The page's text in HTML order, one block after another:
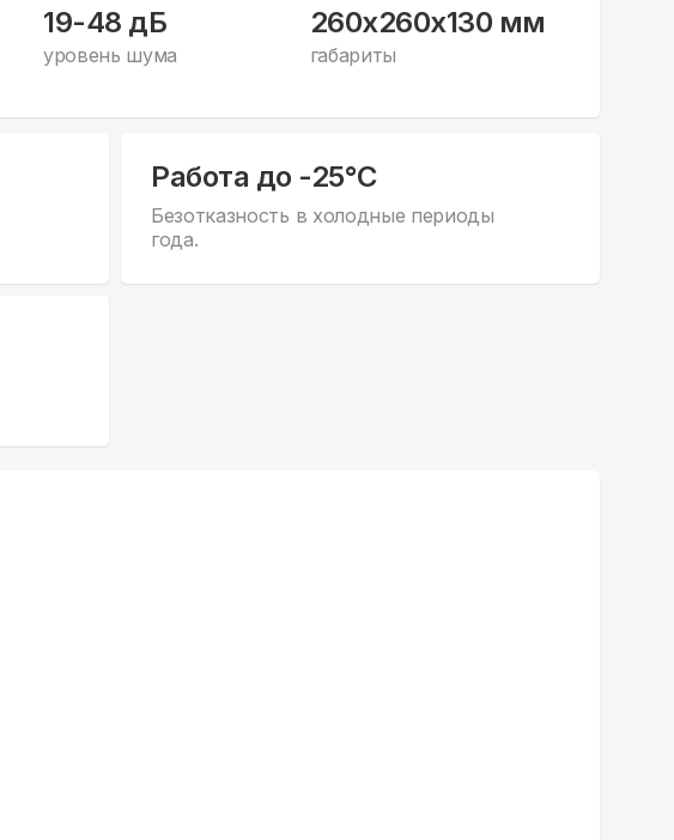
19-48 дБ
уровень шума
260x260x130 мм
габариты
Работа до -25°С
Безотказность в холодные периоды
года.